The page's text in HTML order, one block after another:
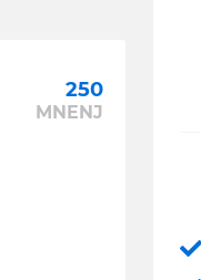
250
MNENJ